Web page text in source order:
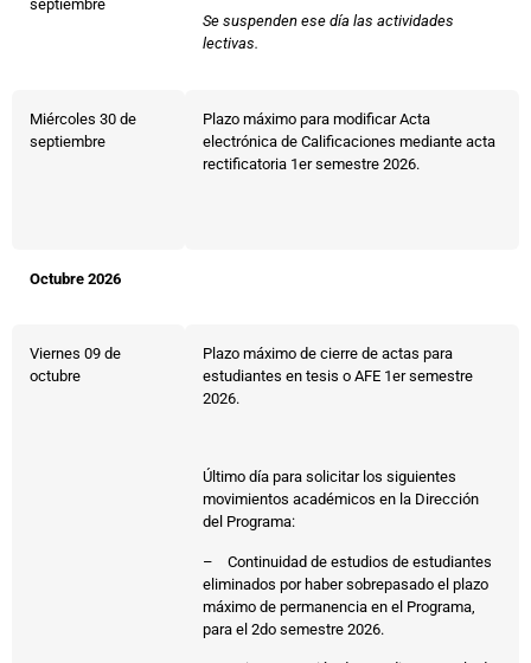
septiembre
Se suspenden ese día las actividades
lectivas.
Miércoles 30 de
septiembre
Plazo máximo para modificar Acta
electrónica de Calificaciones mediante acta
rectificatoria 1er semestre 2026.
Octubre 2026
Viernes 09 de
octubre
Plazo máximo de cierre de actas para
estudiantes en tesis o AFE 1er semestre
2026.
Último día para solicitar los siguientes
movimientos académicos en la Dirección
del Programa:
– Continuidad de estudios de estudiantes
eliminados por haber sobrepasado el plazo
máximo de permanencia en el Programa,
para el 2do semestre 2026.